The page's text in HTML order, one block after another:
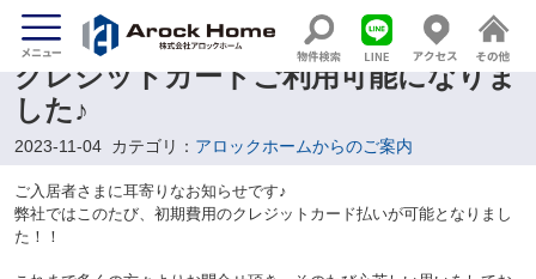
クレジットカードご利用可能になりま
した♪
2023-11-04 カテゴリ： アロックホームからのご案内
ご入居者さまに耳寄りなお知らせです♪
弊社ではこのたび、初期費用のクレジットカード払いが可能となりまし
た！！